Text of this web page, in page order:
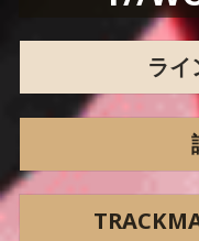
ライ